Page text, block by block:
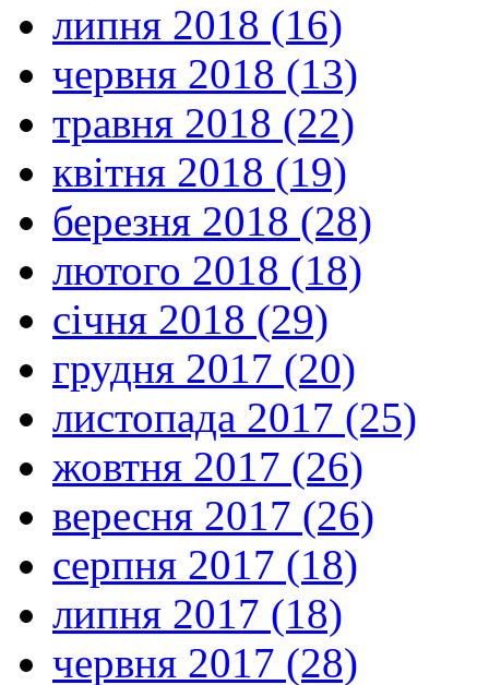
липня 2018 (16)
червня 2018 (13)
травня 2018 (22)
квітня 2018 (19)
березня 2018 (28)
лютого 2018 (18)
січня 2018 (29)
грудня 2017 (20)
листопада 2017 (25)
жовтня 2017 (26)
вересня 2017 (26)
серпня 2017 (18)
липня 2017 (18)
червня 2017 (28)